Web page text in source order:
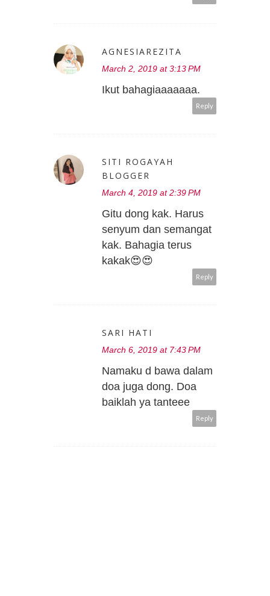
AGNESIAREZITA
March 2, 2019 at 3:13 PM
Ikut bahagiaaaaaaa.
Reply
SITI ROGAYAH
BLOGGER
March 4, 2019 at 2:39 PM
Gitu dong kak. Harus
senyum dan semangat
kak. Bahagia terus
kakak😍😍
Reply
SARI HATI
March 6, 2019 at 7:43 PM
Namaku d bawa dalam
doa juga dong. Doa
baiklah ya tanteee
Reply